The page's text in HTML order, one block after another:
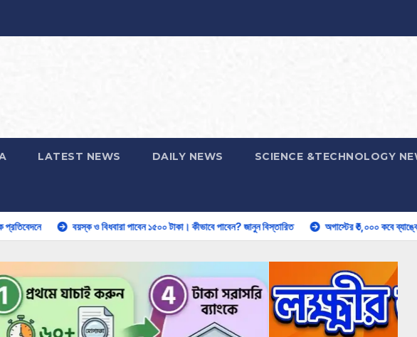
LATEST NEWS DAILY NEWS SCIENCE &TECHNOLOGY
বয়স্ক ও বিধবারা পাবেন ১৫০০ টাকা। কীভাবে পাবেন? জানুন বিস্তারিত অগাস্টের ₹৩,০০০ কবে ব্যাঙ্কে আসতে পারে?